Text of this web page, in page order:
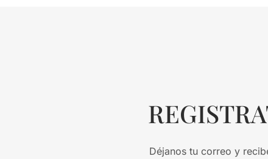
Déjanos tu correo y